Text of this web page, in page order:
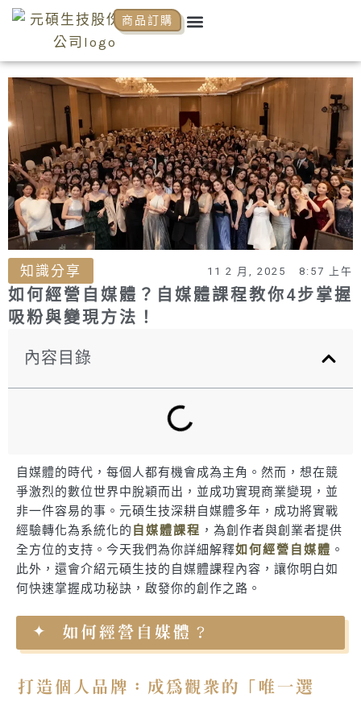
跳
要
容
Menu
商品訂購
知識分享 11 2 月, 2025 8:57 上午
如何經營自媒體？自媒體課程教你4步掌握
吸粉與變現方法！
內容目錄
自媒體的時代，每個人都有機會成為主角。然而，想在競
爭激烈的數位世界中脫穎而出，並成功實現商業變現，並
非一件容易的事。元碩生技深耕自媒體多年，成功將實戰
經驗轉化為系統化的 自媒體課程 ，為創作者與創業者提供
全方位的支持。今天我們為你詳細解釋如何經營自媒體 。
此外，還會介紹元碩生技的自媒體課程內容，讓你明白如
何快速掌握成功秘訣，啟發你的創作之路。
如何經營自媒體？
打造個人品牌：成為觀眾的「唯一選